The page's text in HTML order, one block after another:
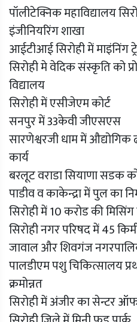
पॉलीटेक्निक महाविद्यालय
इंजीनियरिंग शाखा
आईटीआई सिरोही में माइंनिंग
सिरोही मे वेदिक संस्कृति को
विद्यालय
सिरोही में एसीजेएम कोर्ट
सनपुर में 33केवी जीएसएस
सारणेश्वरजी धाम में
कार्य
बरलूट वराडा सियाणा सडक
पाडीव व काकेन्द्रा में पुल का
सिरोही में 10 करोड की
सिरोही नगर परिषद में 45
जावाल और शिवगंज
पालडीएम पशु चिकित्सालय
क्रमोन्नत
सिरोही में अंजीर का सेन्टर